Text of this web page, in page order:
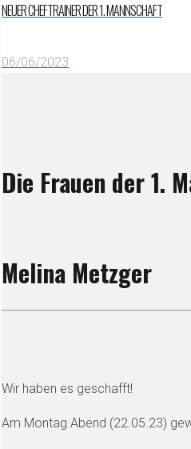
NEUER CHEFTRAINER DER 1. MANNSCHAFT
06/06/2023
Die Frauen der 1.
Melina Metzger
Wir haben es geschafft!
Am Montag Abend (22.05.23)